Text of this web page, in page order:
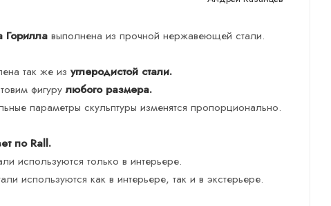
Горилла выполнена из прочной нержавеющей стали.
так же из углеродистой стали.
фигурулюбого размера.
параметры скульптуры изменятся пропорционально.
по Rall.
используются только в интерьере.
используются как в интерьере, так и в экстерьере.